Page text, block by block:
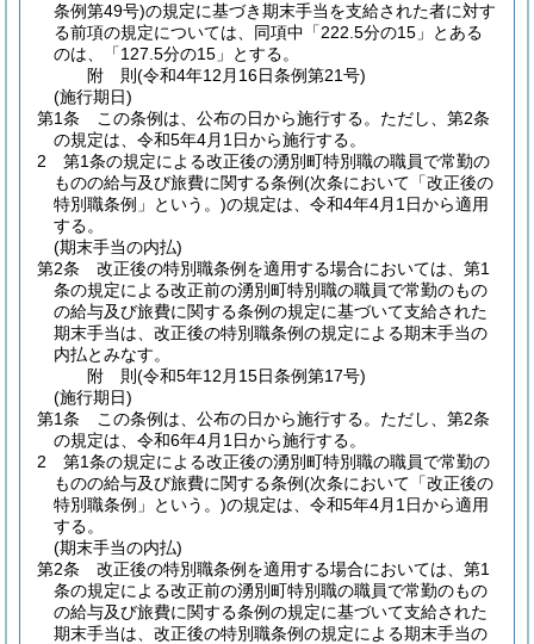
条例第49号)の規定に基づき期末手当を支給された者に対す
る前項の規定については、同項中「222.5分の15」とある
のは、「127.5分の15」とする。
附 則(令和4年12月16日条例第21号)
(施行期日)
第1条
この条例は、公布の日から施行する。 ただし、第2条
の規定は、令和5年4月1日から施行する。
2
第1条の規定による改正後の湧別町特別職の職員で常勤の
ものの給与及び旅費に関する条例(次条において「改正後の
特別職条例」という。)の規定は、令和4年4月1日から適用
する。
(期末手当の内払)
第2条
改正後の特別職条例を適用する場合においては、第1
条の規定による改正前の湧別町特別職の職員で常勤のもの
の給与及び旅費に関する条例の規定に基づいて支給された
期末手当は、改正後の特別職条例の規定による期末手当の
内払とみなす。
附 則(令和5年12月15日条例第17号)
(施行期日)
第1条
この条例は、公布の日から施行する。 ただし、第2条
の規定は、令和6年4月1日から施行する。
2
第1条の規定による改正後の湧別町特別職の職員で常勤の
ものの給与及び旅費に関する条例(次条において「改正後の
特別職条例」という。)の規定は、令和5年4月1日から適用
する。
(期末手当の内払)
第2条
改正後の特別職条例を適用する場合においては、第1
条の規定による改正前の湧別町特別職の職員で常勤のもの
の給与及び旅費に関する条例の規定に基づいて支給された
期末手当は、改正後の特別職条例の規定による期末手当の